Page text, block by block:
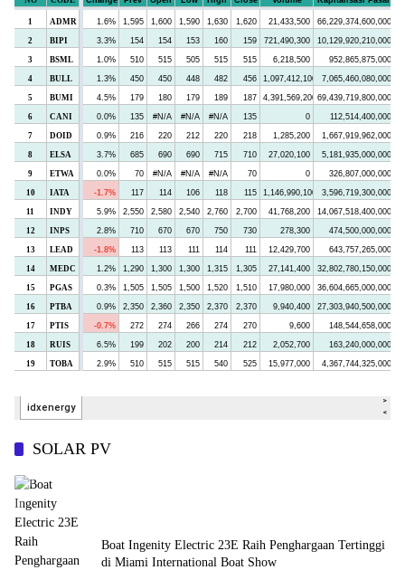
SOLAR PV
Boat Ingenity Electric 23E Raih Penghargaan Tertinggi
di Miami International Boat Show